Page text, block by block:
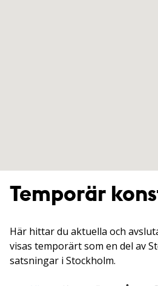
Temporär
Här hittar du aktuella och
visas temporärt som en del av
satsningar i Stockholm.